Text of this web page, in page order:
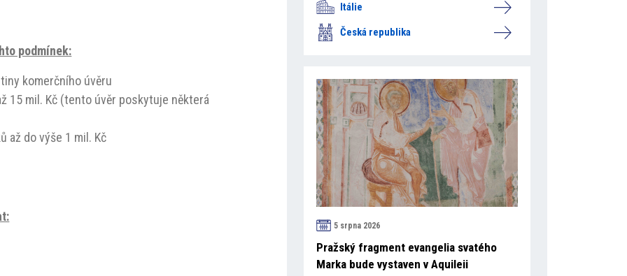
podmínek:
komerčního úvěru
15 mil. Kč (tento úvěr poskytuje některá
až do výše 1 mil. Kč
Itálie
Česká republika
5 srpna 2026
Pražský fragment evangelia svatého
Marka bude vystaven v Aquileii